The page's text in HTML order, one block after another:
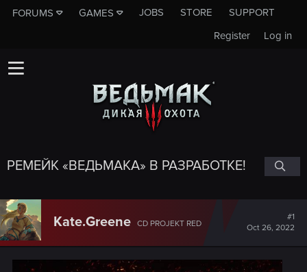
FORUMS GAMES JOBS STORE
SUPPORT
Log in
Register
РЕМЕЙК «ВЕДЬМАКА» В РАЗРАБОТКЕ!
Kate.Greene CD PROJEKT RED
#1
Oct 26, 2022